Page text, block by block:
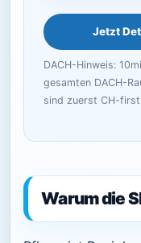
Jetzt
DACH-Hinweis:
gesamten DACH-
sind zuerst CH-
Warum die